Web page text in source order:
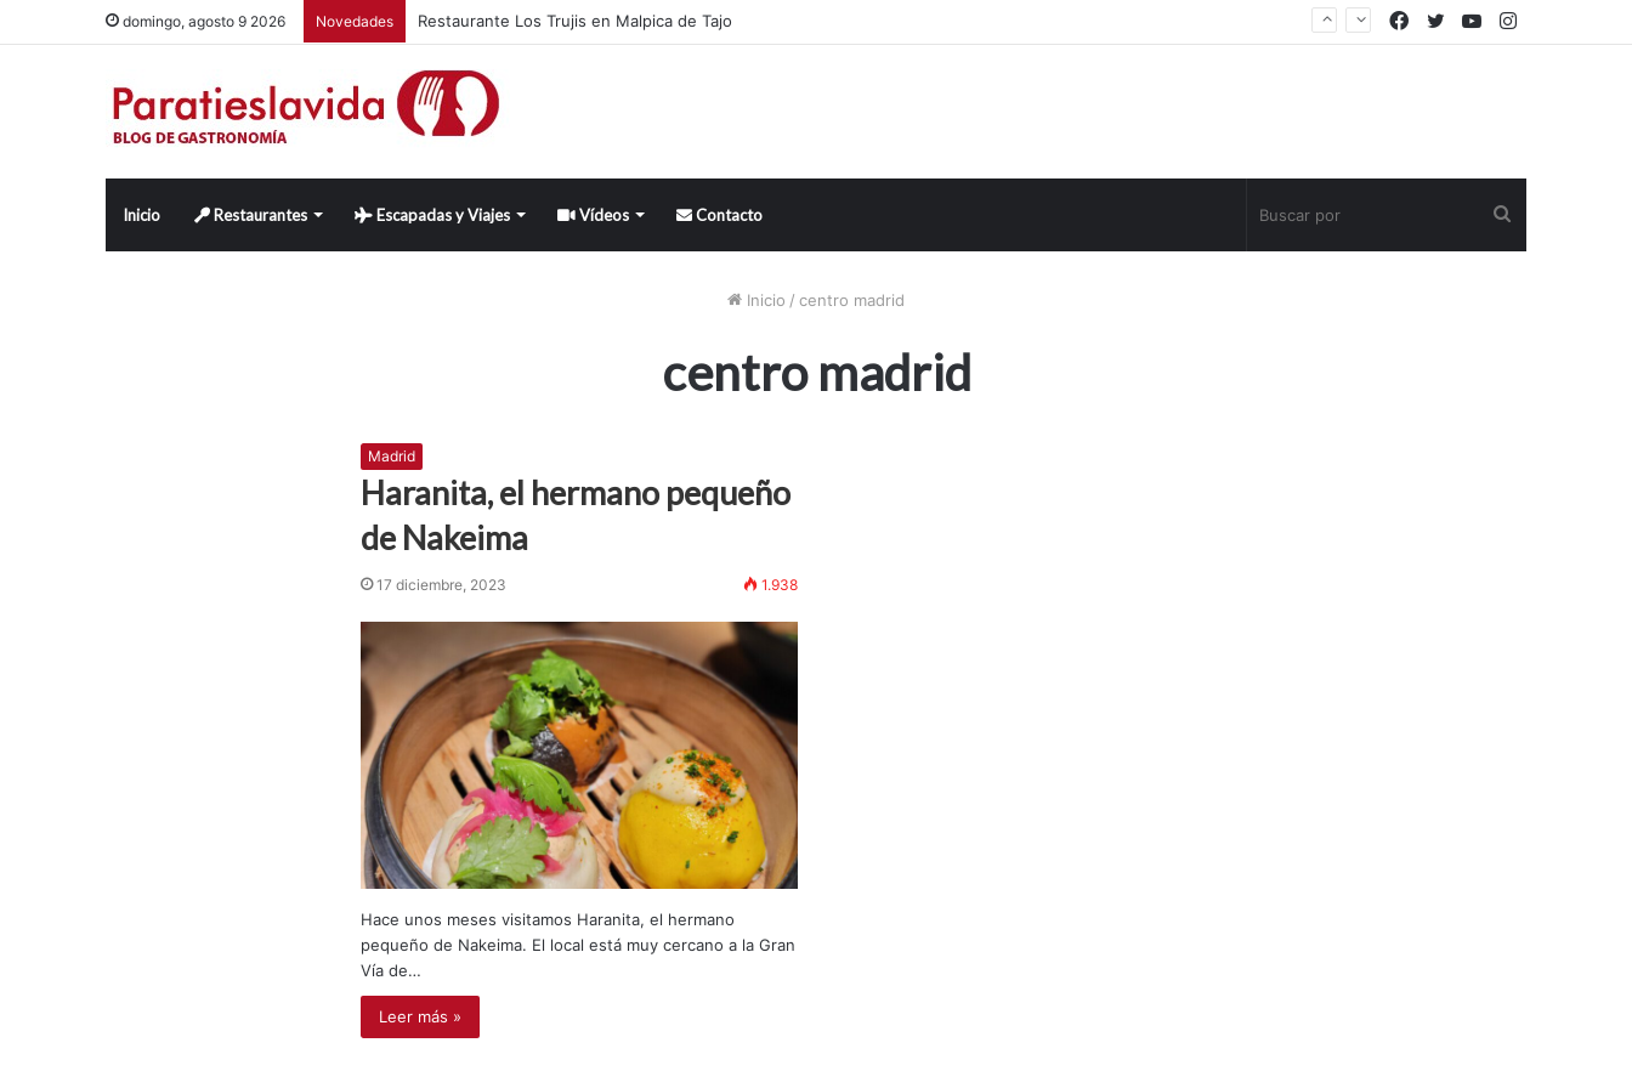
domingo, agosto 9 2026 Novedades Restaurante Los Trujis en Malpica de Tajo YouTube
Twitter
Facebook
Inicio Restaurantes Escapadas y Viajes Vídeos Contacto
Inicio / centro madrid
centro madrid
Madrid
Haranita, el hermano pequeño
de Nakeima
17 diciembre, 2023 1.938
Hace unos meses visitamos Haranita, el hermano
pequeño de Nakeima. El local está muy cercano a la Gran
Vía de…
Leer más »